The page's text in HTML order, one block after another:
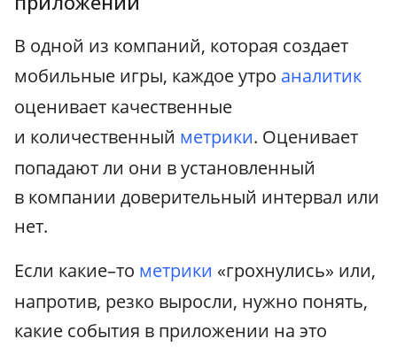
В одной из компаний, которая создает
мобильные игры, каждое утро аналитик
оценивает качественные
и количественный метрики. Оценивает
попадают ли они в установленный
в компании доверительный интервал или
нет.
Если какие–то метрики «грохнулись» или,
напротив, резко выросли, нужно понять,
какие события в приложении на это